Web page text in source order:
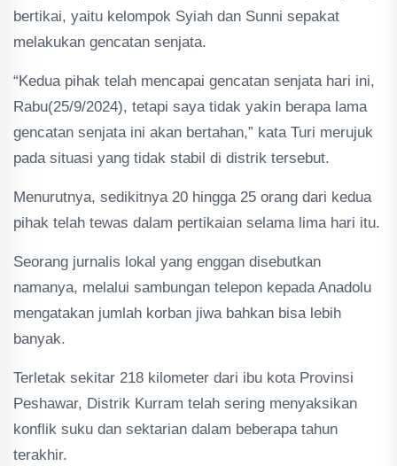
bertikai, yaitu kelompok Syiah dan Sunni sepakat
melakukan gencatan senjata.
“Kedua pihak telah mencapai gencatan senjata hari ini,
Rabu(25/9/2024), tetapi saya tidak yakin berapa lama
gencatan senjata ini akan bertahan,” kata Turi merujuk
pada situasi yang tidak stabil di distrik tersebut.
Menurutnya, sedikitnya 20 hingga 25 orang dari kedua
pihak telah tewas dalam pertikaian selama lima hari itu.
Seorang jurnalis lokal yang enggan disebutkan
namanya, melalui sambungan telepon kepada Anadolu
mengatakan jumlah korban jiwa bahkan bisa lebih
banyak.
Terletak sekitar 218 kilometer dari ibu kota Provinsi
Peshawar, Distrik Kurram telah sering menyaksikan
konflik suku dan sektarian dalam beberapa tahun
terakhir.